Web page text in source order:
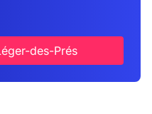
des-Prés